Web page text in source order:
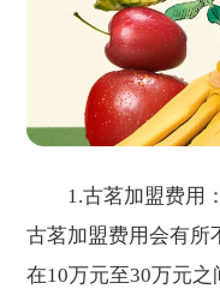
1.古茗加盟费用：
古茗加盟费用会有所
在10万元至30万元之